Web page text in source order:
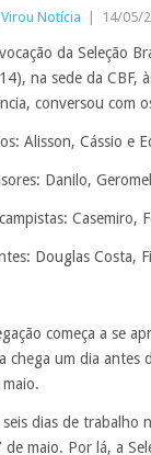
Notícia 14/05/
da Seleção
na sede da CBF,
conversou com
Alisson, Cássio e
Danilo,
Casemiro,
Douglas Costa,
começa a se
chega um dia antes
seis dias de trabalho
de maio. Por lá, a